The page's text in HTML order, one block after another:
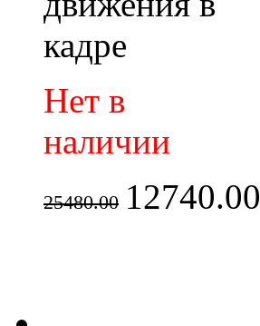
кадре
Нет в
наличии
25480.00 12740.00